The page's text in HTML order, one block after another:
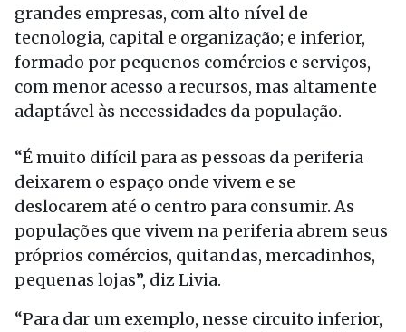
grandes empresas, com alto nível de
tecnologia, capital e organização; e inferior,
formado por pequenos comércios e serviços,
com menor acesso a recursos, mas altamente
adaptável às necessidades da população.
“É muito difícil para as pessoas da periferia
deixarem o espaço onde vivem e se
deslocarem até o centro para consumir. As
populações que vivem na periferia abrem seus
próprios comércios, quitandas, mercadinhos,
pequenas lojas”, diz Livia.
“Para dar um exemplo, nesse circuito inferior,